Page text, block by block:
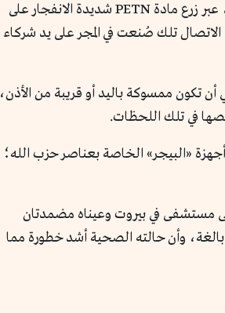
نشرته وسائل الإعلام مفاده أن الموساد الإسرائيلي فخّخ أجهزة «البيجر» قبل وصولها لأيدي عناصر حزب الله، عبر زرع مادة PETN شديدة الانفجار على
الاتصال تلك صُنعت في المجر على يد شركاء
أن تكون ممسوكة باليد أو قريبة من الأذن،
في تلك اللحظات.
14 شخصاً في دمشق ومحيطها في انفجار أجهزة «البيجر» الخاصة بعناصر حزب الله؛
إلى مستشفى في بيروت وعيناه مضمدتان
وأن حالته الصحية أشد خطورة مما